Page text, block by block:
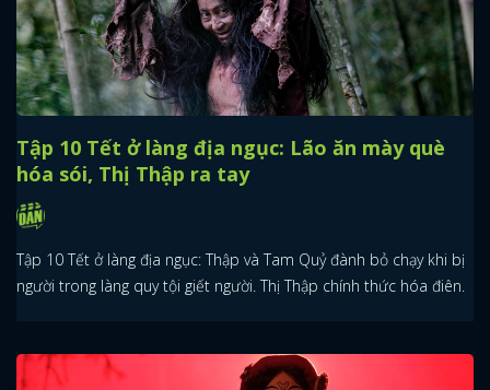
Tập 10 Tết ở làng địa ngục: Lão ăn mày què
hóa sói, Thị Thập ra tay
Tập 10 Tết ở làng địa ngục: Thập và Tam Quỷ đành bỏ chạy khi bị
người trong làng quy tội giết người. Thị Thập chính thức hóa điên.